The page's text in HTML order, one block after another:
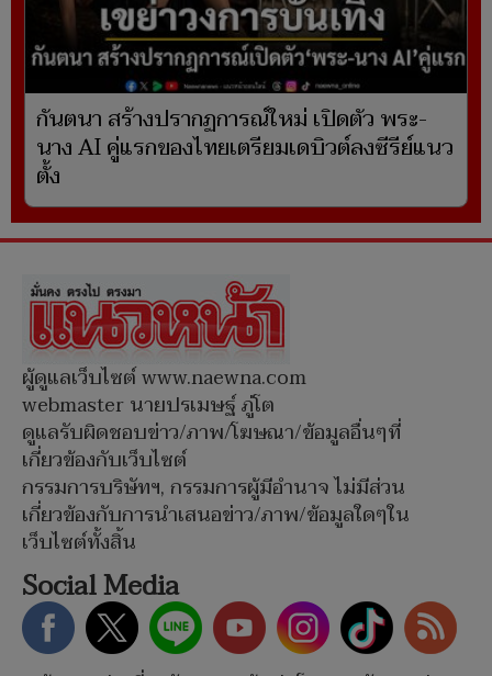
กันตนา สร้างปรากฏการณ์ใหม่ เปิดตัว พระ-
นาง AI คู่แรกของไทยเตรียมเดบิวต์ลงซีรีย์แนว
ตั้ง
ผู้ดูแลเว็บไซต์ www.naewna.com
webmaster นายปรเมษฐ์ ภู่โต
ดูแลรับผิดชอบข่าว/ภาพ/โฆษณา/ข้อมูลอื่นๆที่
เกี่ยวข้องกับเว็บไซต์
กรรมการบริษัทฯ, กรรมการผู้มีอำนาจ ไม่มีส่วน
เกี่ยวข้องกับการนำเสนอข่าว/ภาพ/ข้อมูลใดๆใน
เว็บไซต์ทั้งสิ้น
Social Media